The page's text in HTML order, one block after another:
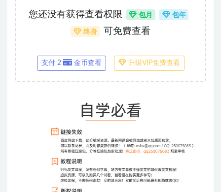
您还没有获得查看权限 包月 包年
终身 可免费查看
支付 2 金币查看 升级VIP免费查看